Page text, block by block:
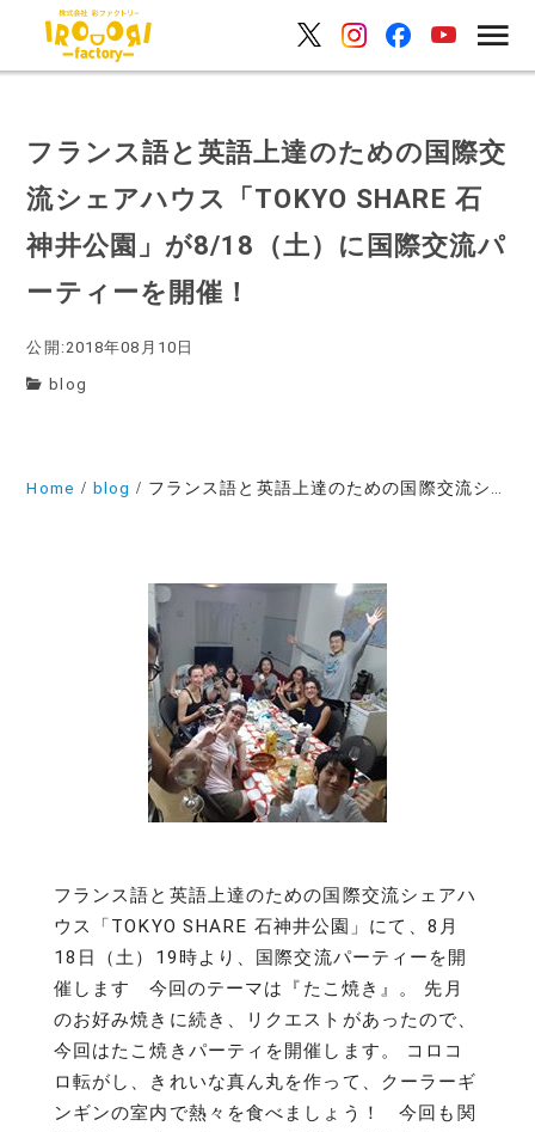
フランス語と英語上達のための国際交
流シェアハウス「TOKYO SHARE 石
神井公園」が8/18（土）に国際交流パ
ーティーを開催！
公開:2018年08月10日
blog
Home blog フランス語と英語上達のための国際交流シェアハウス「TOKYO SHARE 石神井公園」が8/18（土）に国際交流パーティーを開催！
フランス語と英語上達のための国際交流シェアハ
ウス「TOKYO SHARE 石神井公園」にて、8月
18日（土）19時より、国際交流パーティーを開
催します 今回のテーマは『たこ焼き』。 先月
のお好み焼きに続き、リクエストがあったので、
今回はたこ焼きパーティを開催します。 コロコ
ロ転がし、きれいな真ん丸を作って、クーラーギ
ンギンの室内で熱々を食べましょう！ 今回も関